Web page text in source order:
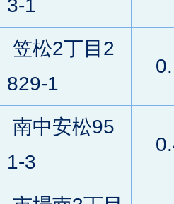
3-1
笠松2丁目2
829-1
南中安松95
1-3